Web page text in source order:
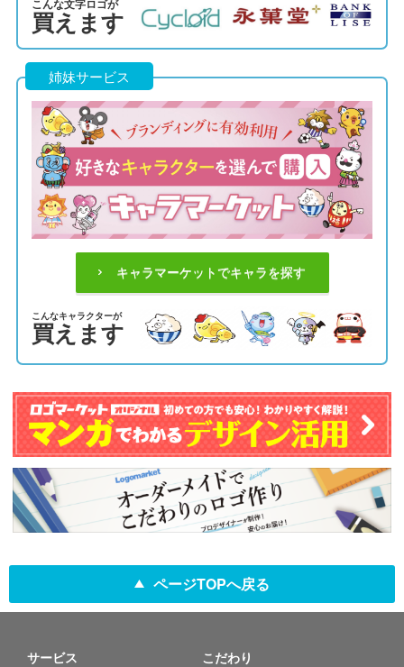
こんな文字ロゴが
買えます
姉妹サービス
キャラマーケットでキャラを探す
こんなキャラクターが
買えます
ページTOPへ戻る
サービス こだわり